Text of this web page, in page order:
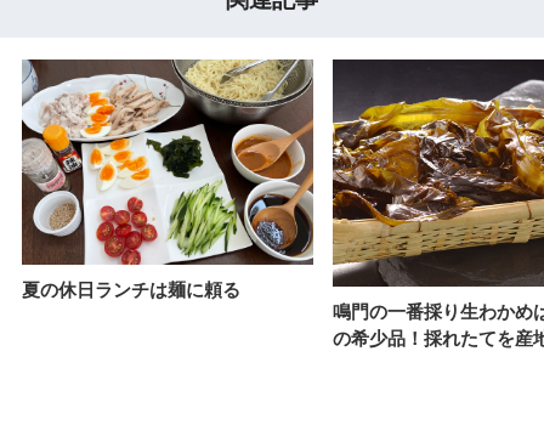
夏の休日ランチは麺に頼る
鳴門の一番採り生わかめ
の希少品！採れたてを産